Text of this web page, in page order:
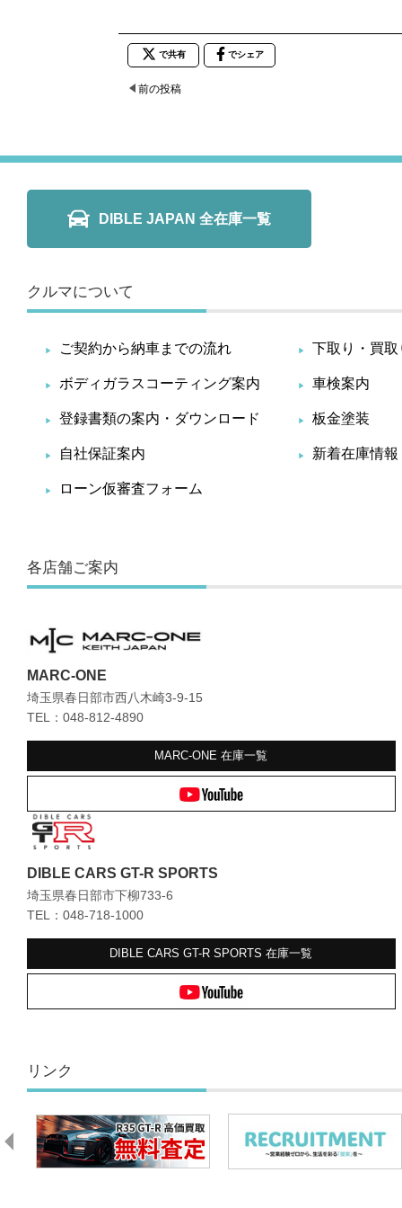
で共有 でシェア
前の投稿
DIBLE JAPAN 全在庫一覧
クルマについて
ご契約から納車までの流れ 下取り・買
ボディガラスコーティング案内 車検案内
登録書類の案内・ダウンロード 板金塗装
自社保証案内 新着在庫情報
ローン仮審査フォーム
各店舗ご案内
MARC-ONE
埼玉県春日部市西八木崎3-9-15
TEL：048-812-4890
MARC-ONE在庫一覧
DIBLE CARS GT-R SPORTS
埼玉県春日部市下柳733-6
TEL：048-718-1000
DIBLE CARS GT-R SPORTS在庫一覧
リンク